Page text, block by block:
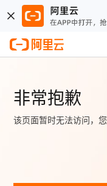
非常抱歉
该页面暂时无法访问，